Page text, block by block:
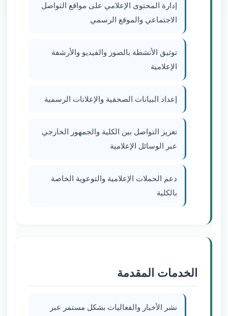
إدارة المحتوى الإعلامي على مواقع التواصل
الاجتماعي والموقع الرسمي
توثيق الأنشطة بالصور والفيديو والأرشفة
الإعلامية
إعداد البيانات الصحفية والإعلانات الرسمية
تعزيز التواصل بين الكلية والجمهور الخارجي
عبر الوسائل الإعلامية
دعم الحملات الإعلامية والتوعوية الخاصة
بالكلية
الخدمات المقدمة
نشر الأخبار والفعاليات بشكل مستمر عبر